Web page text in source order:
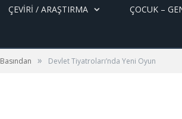
ÇEVİRİ / ARAŞTIRMA ÇOCUK –
Basından » Devlet Tiyatroları’nda Yeni Oyun